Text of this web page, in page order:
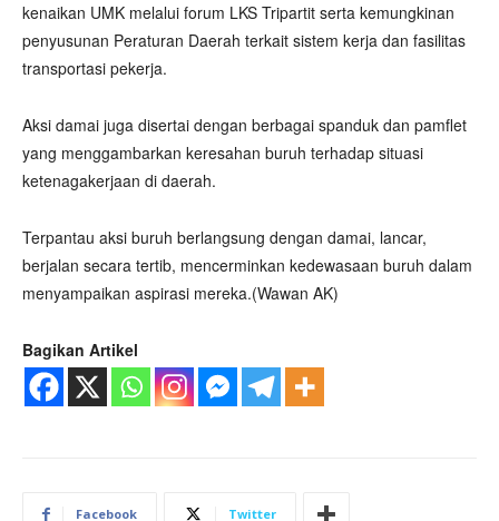
kenaikan UMK melalui forum LKS Tripartit serta kemungkinan
penyusunan Peraturan Daerah terkait sistem kerja dan fasilitas
transportasi pekerja.
Aksi damai juga disertai dengan berbagai spanduk dan pamflet
yang menggambarkan keresahan buruh terhadap situasi
ketenagakerjaan di daerah.
Terpantau aksi buruh berlangsung dengan damai, lancar,
berjalan secara tertib, mencerminkan kedewasaan buruh dalam
menyampaikan aspirasi mereka.(Wawan AK)
Bagikan Artikel
Facebook Twitter